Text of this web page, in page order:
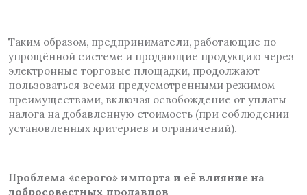
Таким образом, предприниматели, работающие по
упрощённой системе и продающие продукцию через
электронные торговые площадки, продолжают
пользоваться всеми предусмотренными режимом
преимуществами, включая освобождение от уплаты
налога на добавленную стоимость (при соблюдении
установленных критериев и ограничений).
Проблема «серого» импорта и её влияние на
добросовестных продавцов